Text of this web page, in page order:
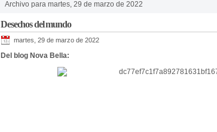
Archivo para martes, 29 de marzo de 2022
Desechos del mundo
martes, 29 de marzo de 2022
Del blog Nova Bella: